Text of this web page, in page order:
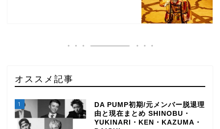
オススメ記事
1
DA PUMP初期/元メンバー脱退理
由と現在まとめ SHINOBU・
YUKINARI・KEN・KAZUMA・